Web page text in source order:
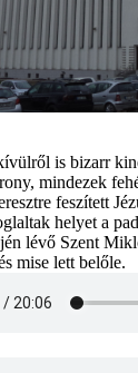
is bizarr
mindezek
feszített
helyet a
lévő Szent
mise lett belőle.